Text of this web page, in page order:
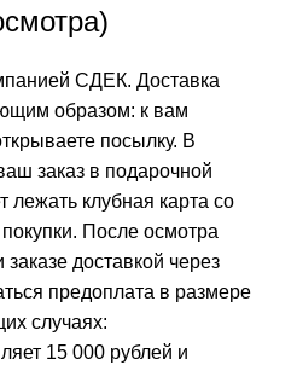
СДЕК. Доставка
образом: к вам
посылку. В
заказ в подарочной
лежать клубная карта со
После осмотра
доставкой через
предоплата в размере
случаях:
15 000 рублей и